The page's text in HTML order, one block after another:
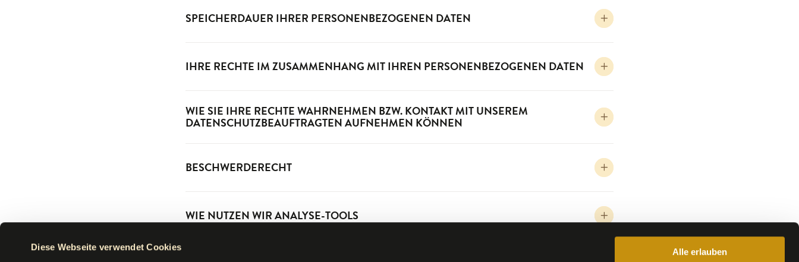
Diese Webseite verwendet Cookies
Alle erlauben
SPEICHERDAUER IHRER PERSONENBEZOGENEN DATEN
IHRE RECHTE IM ZUSAMMENHANG MIT IHREN PERSONENBEZOGENEN DATEN
WIE SIE IHRE RECHTE WAHRNEHMEN BZW. KONTAKT MIT UNSEREM
DATENSCHUTZBEAUFTRAGTEN AUFNEHMEN KÖNNEN
BESCHWERDERECHT
WIE NUTZEN WIR ANALYSE-TOOLS